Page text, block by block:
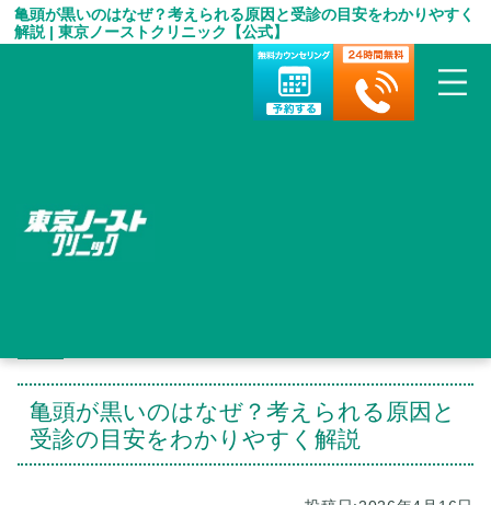
亀頭が黒いのはなぜ？考えられる原因と受診の目安をわかりやすく
解説 | 東京ノーストクリニック【公式】
亀頭が黒いのはなぜ？考えられる原因と
受診の目安をわかりやすく解説